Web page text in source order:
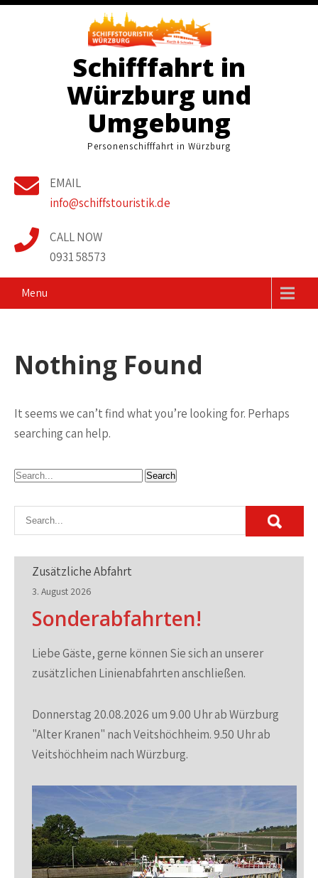
Skip
Schifffahrt in
Würzburg und
Umgebung
Personenschifffahrt in Würzburg
EMAIL
info@schiffstouristik.de
CALL NOW
0931 58573
Menu
Nothing Found
It seems we can’t find what you’re looking for. Perhaps
searching can help.
Zusätzliche Abfahrt
3. August 2026
Sonderabfahrten!
Liebe Gäste, gerne können Sie sich an unserer
zusätzlichen Linienabfahrten anschließen.
Donnerstag 20.08.2026 um 9.00 Uhr ab Würzburg
"Alter Kranen" nach Veitshöchheim. 9.50 Uhr ab
Veitshöchheim nach Würzburg.